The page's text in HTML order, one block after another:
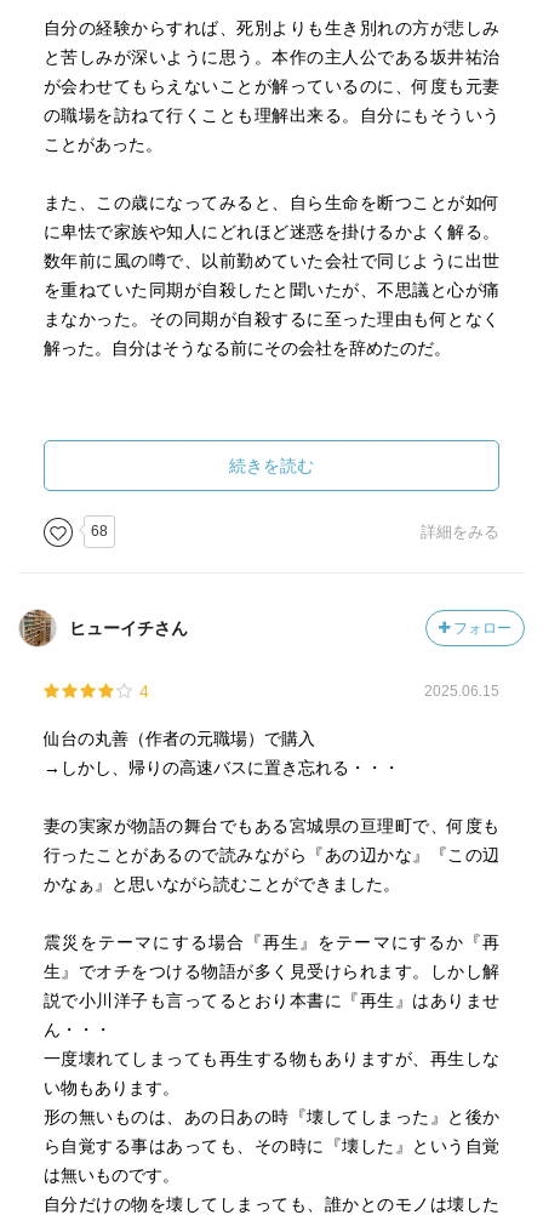
自分の経験からすれば、死別よりも生き別れの方が悲しみ
と苦しみが深いように思う。本作の主人公である坂井祐治
が会わせてもらえないことが解っているのに、何度も元妻
の職場を訪ねて行くことも理解出来る。自分にもそういう
ことがあった。
また、この歳になってみると、自ら生命を断つことが如何
に卑怯で家族や知人にどれほど迷惑を掛けるかよく解る。
数年前に風の噂で、以前勤めていた会社で同じように出世
を重ねていた同期が自殺したと聞いたが、不思議と心が痛
まなかった。その同期が自殺するに至った理由も何となく
解った。自分はそうなる前にその会社を辞めたのだ。
と、東日本大震災で壊滅的な被害を受けた地域である。大
震災の発震した日の夜、毛布に包まりながらラジオに耳を
傾けていると『荒浜で2、3百体の遺体が……』という、と
ても信じられないニュースを聞いたことを覚えている。
そんな海辺の街で40歳の植木職人である坂井祐治は十数年
前の東日本大震災の津波で2トントラックに積んだ仕事道具
は知人の紹介で再婚するが、その妻は出奔し、一方的に離
婚届を送り付けて来た。
との関係はぎこちなく、自分の肉体を痛めつけるかのよう
に仕事に没頭していた。目にするのは巨大な防潮堤。再び
海が膨張すれば、そんな防潮堤も意味をなさぬはずなの
生きるというよりも、何かに追い立てられながら、逃げる
ように彷徨い続ける淋しい男の物語。
本体価格520円
★★★★★
続きを読む
68 詳細をみる
ヒューイチさん フォロー
4 2025.06.15
仙台の丸善（作者の元職場）で購入
→しかし、帰りの高速バスに置き忘れる・・・
妻の実家が物語の舞台でもある宮城県の亘理町で、何度も
行ったことがあるので読みながら『あの辺かな』『この辺
かなぁ』と思いながら読むことができました。
震災をテーマにする場合『再生』をテーマにするか『再
生』でオチをつける物語が多く見受けられます。しかし解
説で小川洋子も言ってるとおり本書に『再生』はありませ
ん・・・
一度壊れてしまっても再生する物もありますが、再生しな
い物もあります。
形の無いものは、あの日あの時『壊してしまった』と後か
ら自覚する事はあっても、その時に『壊した』という自覚
は無いものです。
自分だけの物を壊してしまっても、誰かとのモノは壊した